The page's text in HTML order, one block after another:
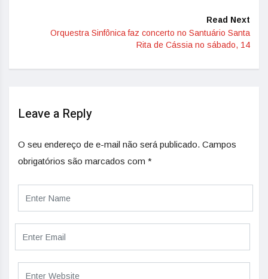
Read Next
Orquestra Sinfônica faz concerto no Santuário Santa
Rita de Cássia no sábado, 14
Leave a Reply
O seu endereço de e-mail não será publicado. Campos
obrigatórios são marcados com *